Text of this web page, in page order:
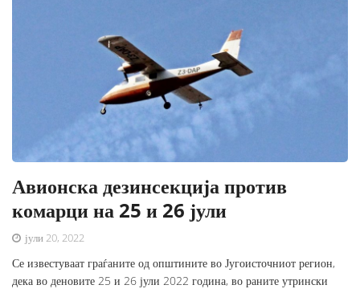
Авионска дезинсекција против
комарци на 25 и 26 јули
јули 20, 2022
Се известуваат граѓаните од општините во Југоисточниот регион,
дека во деновите 25 и 26 јули 2022 година, во раните утрински